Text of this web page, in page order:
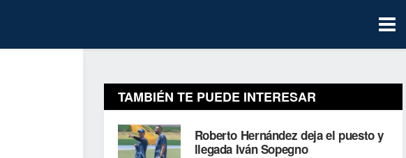
TAMBIÉN TE PUEDE INTERESAR
Roberto Hernández deja el puesto y
llegada Iván Sopegno